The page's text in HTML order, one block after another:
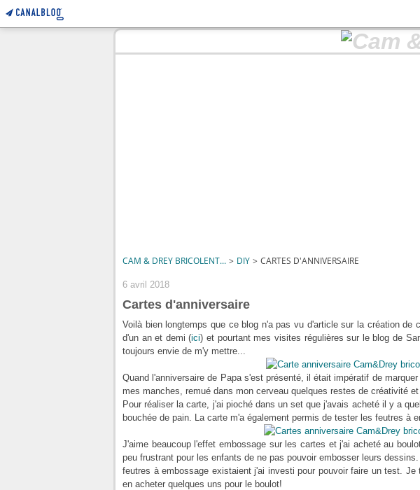
CAM & DREY BRICOLENT... > DIY > CARTES D'ANNIVERSAIRE
6 avril 2018
Cartes d'anniversaire
Voilà bien longtemps que ce blog n'a pas vu d'article sur la création de
d'un an et demi (ici) et pourtant mes visites régulières sur le blog de
toujours envie de m'y mettre...
Quand l'anniversaire de Papa s'est présenté, il était impératif de
mes manches, remué dans mon cerveau quelques restes de créativité
Pour réaliser la carte, j'ai pioché dans un set que j'avais acheté il y a
bouchée de pain. La carte m'a également permis de tester les feutres à
J'aime beaucoup l'effet embossage sur les cartes et j'ai acheté au
peu frustrant pour les enfants de ne pas pouvoir embosser leurs
feutres à embossage existaient j'ai investi pour pouvoir faire un test.
en acheter quelques uns pour le boulot!